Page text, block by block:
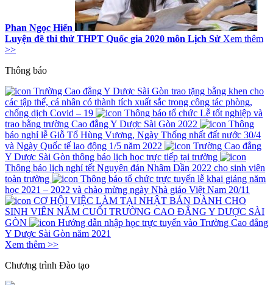
Phan Ngọc Hiển
Luyện đề thi thử THPT Quốc gia 2020 môn Lịch Sử Xem thêm
>>
Thông báo
Trường Cao đẳng Y Dược Sài Gòn trao tặng bằng khen cho
các tập thể, cá nhân có thành tích xuất sắc trong công tác phòng,
chống dịch Covid – 19
Thông báo tổ chức Lễ tốt nghiệp và
trao bằng trường Cao đẳng Y Dược Sài Gòn 2022
Thông
báo nghỉ lễ Giỗ Tổ Hùng Vương, Ngày Thống nhất đất nước 30/4
và Ngày Quốc tế lao động 1/5 năm 2022
Trường Cao đẳng
Y Dược Sài Gòn thông báo lịch học trực tiếp tại trường
Thông báo lịch nghỉ tết Nguyên đán Nhâm Dần 2022 cho sinh viên
toàn trường
Thông báo tổ chức trực tuyến lễ khai giảng năm
học 2021 – 2022 và chào mừng ngày Nhà giáo Việt Nam 20/11
CƠ HỘI VIỆC LÀM TẠI NHẬT BẢN DÀNH CHO
SINH VIÊN NĂM CUỐI TRƯỜNG CAO ĐẲNG Y DƯỢC SÀI
GÒN
Hướng dẫn nhập học trực tuyến vào Trường Cao đẳng
Y Dược Sài Gòn năm 2021
Xem thêm >>
Chương trình Đào tạo